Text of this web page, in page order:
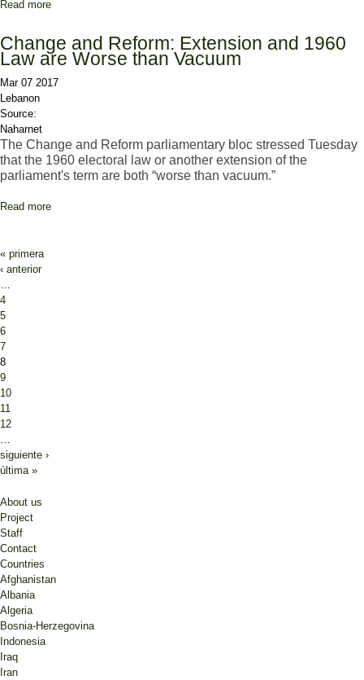
Read more
Change and Reform: Extension and 1960
Law are Worse than Vacuum
Mar 07 2017
Lebanon
Source:
Naharnet
The Change and Reform parliamentary bloc stressed Tuesday
that the 1960 electoral law or another extension of the
parliament's term are both “worse than vacuum.”
Read more
Pages
« primera
‹ anterior
…
4
5
6
7
8
9
10
11
12
…
siguiente ›
última »
About us
Project
Staff
Contact
Countries
Afghanistan
Albania
Algeria
Bosnia-Herzegovina
Indonesia
Iraq
Iran